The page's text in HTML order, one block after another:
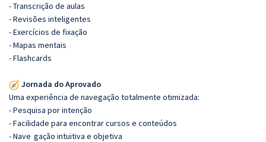
- Transcrição de aulas
- Revisões inteligentes
- Exercícios de fixação
- Mapas mentais
- Flashcards
Jornada do Aprovado
Uma experiência de navegação totalmente otimizada:
- Pesquisa por intenção
- Facilidade para encontrar cursos e conteúdos
- Nave gação intuitiva e objetiva